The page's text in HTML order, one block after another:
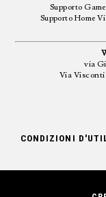
Supporto
Supporto Home
via
Via Visconti
CONDIZIONI